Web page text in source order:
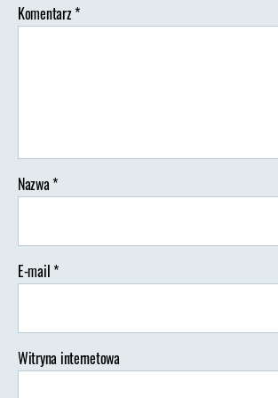
Komentarz*
Nazwa*
E-mail*
Witryna internetowa